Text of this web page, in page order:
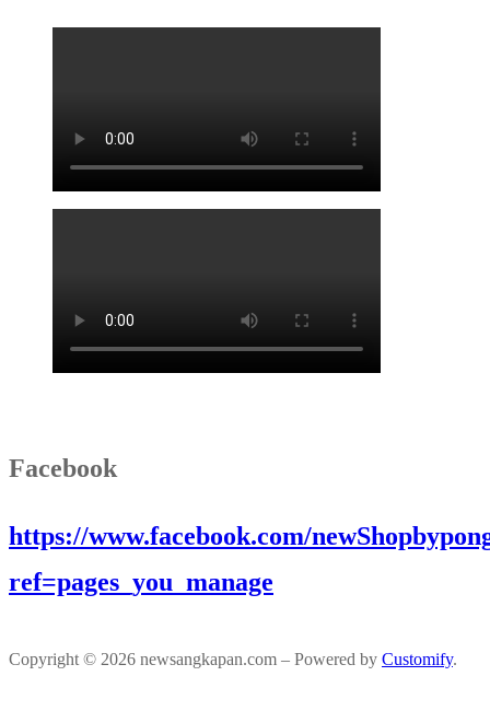
Facebook
https://www.facebook.com/
ref=pages_you_manage
Copyright © 2026 newsangkapan.com – Powered by Customify.